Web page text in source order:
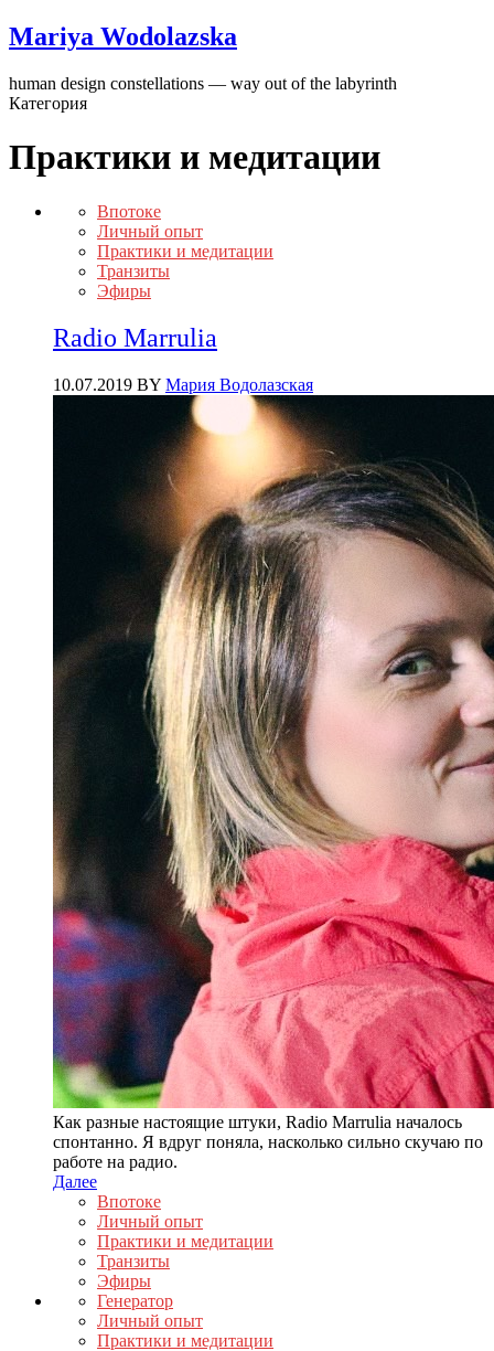
Mariya Wodolazska
human design constellations — way out of the labyrinth
Категория
Практики и медитации
Впотоке
Личный опыт
Практики и медитации
Транзиты
Эфиры
Radio Marrulia
10.07.2019 BY Мария Водолазская
Как разные настоящие штуки, Radio Marrulia началось
спонтанно. Я вдруг поняла, насколько сильно скучаю по
работе на радио.
Далее
Впотоке
Личный опыт
Практики и медитации
Транзиты
Эфиры
Генератор
Личный опыт
Практики и медитации